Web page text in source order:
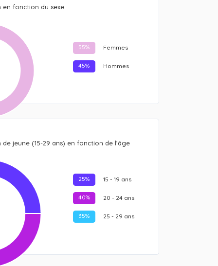
en fonction du sexe
55% Femmes
45% Hommes
jeune (15-29 ans) en fonction de l’âge
25% 15 - 19 ans
40% 20 - 24 ans
35% 25 - 29 ans